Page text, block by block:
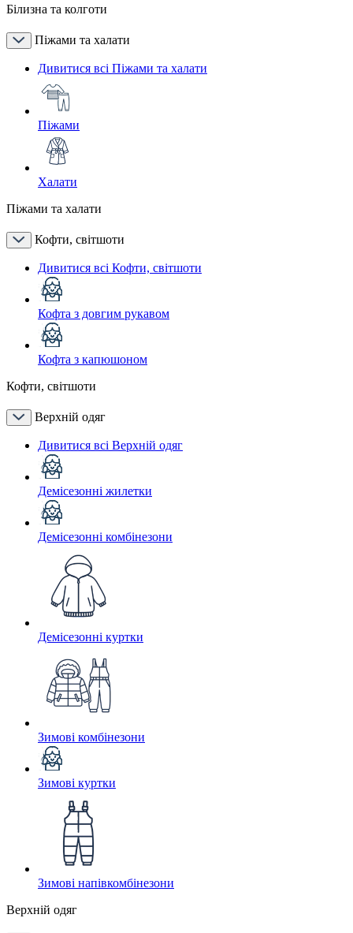
Білизна та колготи
Піжами та халати
Дивитися всі Піжами та халати
Піжами
Халати
Піжами та халати
Кофти, світшоти
Дивитися всі Кофти, світшоти
Кофта з довгим рукавом
Кофта з капюшоном
Кофти, світшоти
Верхній одяг
Дивитися всі Верхній одяг
Демісезонні жилетки
Демісезонні комбінезони
Демісезонні куртки
Зимові комбінезони
Зимові куртки
Зимові напівкомбінезони
Верхній одяг